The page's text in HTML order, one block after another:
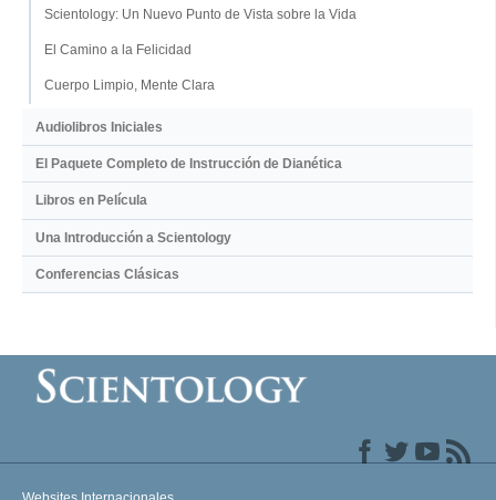
Scientology: Un Nuevo Punto de Vista sobre la Vida
El Camino a la Felicidad
Cuerpo Limpio, Mente Clara
Audiolibros Iniciales
El Paquete Completo de Instrucción de Dianética
Libros en Película
Una Introducción a Scientology
Conferencias Clásicas